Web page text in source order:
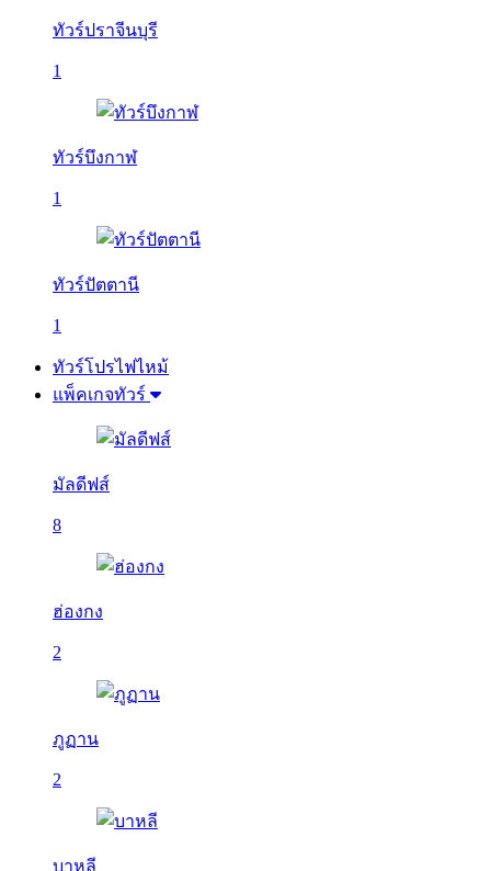
ทัวร์ปราจีนบุรี
1
ทัวร์บึงกาฬ
1
ทัวร์ปัตตานี
1
ทัวร์โปรไฟไหม้
แพ็คเกจทัวร์
มัลดีฟส์
8
ฮ่องกง
2
ภูฏาน
2
บาหลี